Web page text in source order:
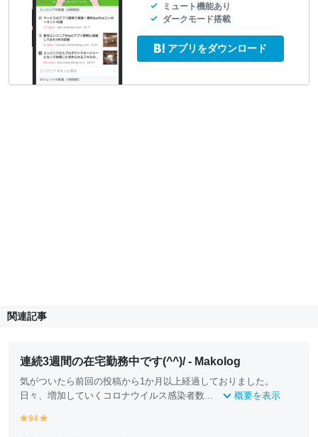
ミュート機能あり
ダークモード搭載
アプリをダウンロード
関連記事
連続3週間の在宅勤務中です(^^)/ - Makolog
気がついたら前回の投稿から1か月以上経過しておりました。
日々、増加していくコロナウイルス感染者数...
概要を表示
y
94